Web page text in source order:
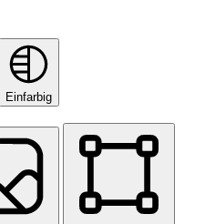
Einfarbig